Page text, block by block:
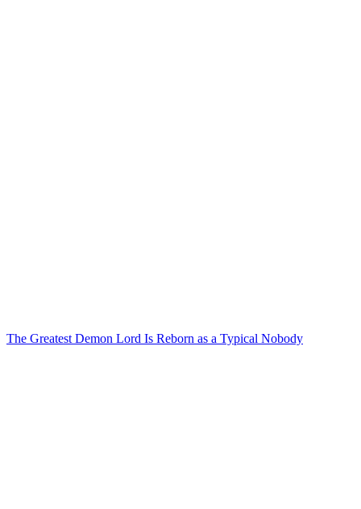
The Greatest Demon Lord Is Reborn as a Typical Nobody